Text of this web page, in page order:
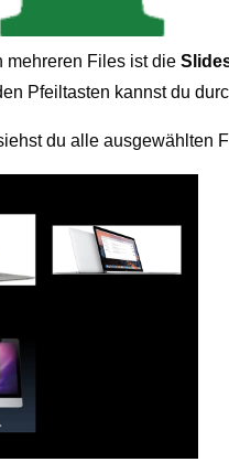
mehreren Files ist die
Pfeiltasten kannst du
du alle ausgewählten